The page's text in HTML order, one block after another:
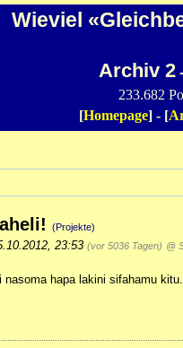
Wieviel
Archiv 2
233.682
[Homepage] - [
(Projekte)
23:53 (vor 5036 Tagen) @
hapa lakini sifahamu